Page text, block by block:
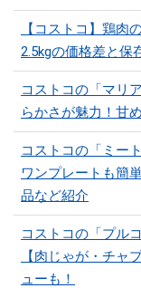
【コストコ】鶏肉
2.5kgの価格差と保
コストコの「マリ
らかさが魅力！甘
コストコの「ミー
ワンプレートも簡
品など紹介
コストコの「プル
【肉じゃが・チャ
ューも！